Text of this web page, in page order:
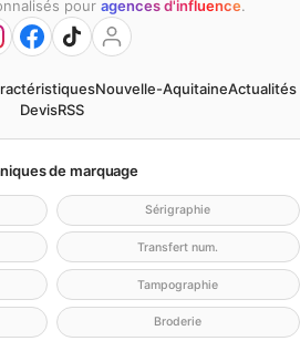
pour agences d'influence.
Nouvelle-AquitaineActualités
DevisRSS
de marquage
Sérigraphie
Transfert num.
Tampographie
Broderie